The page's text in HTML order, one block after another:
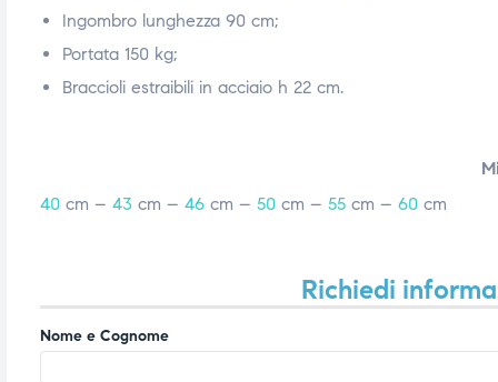
Ingombro lunghezza 90 cm;
Portata 150 kg;
Braccioli estraibili in acciaio h 22 cm.
40 cm – 43 cm – 46 cm – 50 cm – 55 cm – 60 cm
Richiedi
Nome e Cognome